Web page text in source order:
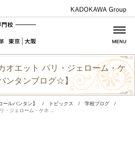
オエット パリ・ジェローム・ケ
ンタンブログ☆】
ルバンタン】 / トピックス / 学校ブログ
/
・ジェローム・ケネ ...